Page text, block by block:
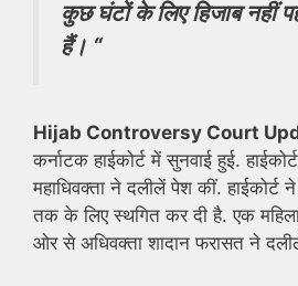
कुछ घंटों के लिए हिजाब नहीं
हैं। “
Hijab Controversy Court
कर्नाटक हाईकोर्ट में सुनवाई हुई.
महाधिवक्ता ने दलीलें पेश कीं.
तक के लिए स्थगित कर दी है. एक
ओर से अधिवक्ता शादान फरासत ने